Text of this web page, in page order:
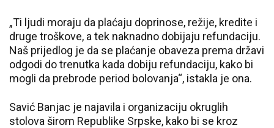
„Ti ljudi moraju da plaćaju doprinose, režije, kredite i
druge troškove, a tek naknadno dobijaju refundaciju.
Naš prijedlog je da se plaćanje obaveza prema državi
odgodi do trenutka kada dobiju refundaciju, kako bi
mogli da prebrode period bolovanja“, istakla je ona.
Savić Banjac je najavila i organizaciju okruglih
stolova širom Republike Srpske, kako bi se kroz